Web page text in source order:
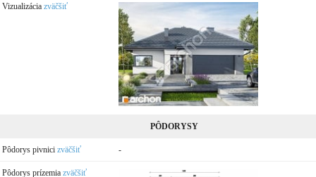
Vizualizácia zväčšiť
PÔDORYSY
Pôdorys pivnici zväčšiť -
Pôdorys prízemia zväčšiť